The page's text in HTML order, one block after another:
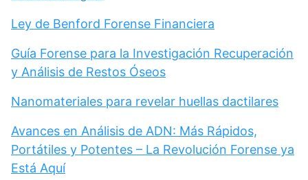
Ley de Benford Forense Financiera
Guía Forense para la Investigación Recuperación
y Análisis de Restos Óseos
Nanomateriales para revelar huellas dactilares
Avances en Análisis de ADN: Más Rápidos,
Portátiles y Potentes – La Revolución Forense ya
Está Aquí